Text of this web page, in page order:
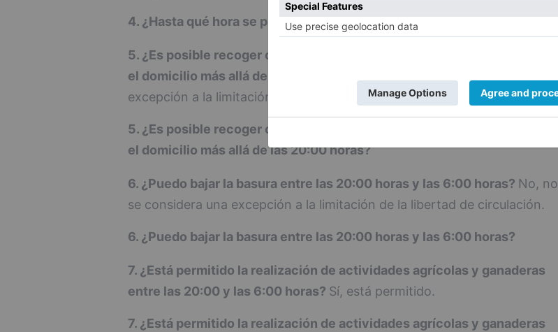
4. ¿Hasta qué hora se puede repartir comida a domicilio?
5. ¿Es posible recoger comida en un establecimiento para consumir en
el domicilio más allá de las 20:00 horas?
excepción a la limitación de la libertad de circulación.
5. ¿Es posible recoger comida en un establecimiento para consumir en
el domicilio más allá de las 20:00 horas?
6. ¿Puedo bajar la basura entre las 20:00 horas y las 6:00 horas? No, no
se considera una excepción a la limitación de la libertad de circulación.
6. ¿Puedo bajar la basura entre las 20:00 horas y las 6:00 horas?
7. ¿Está permitido la realización de actividades agrícolas y ganaderas
entre las 20:00 y las 6:00 horas? Sí, está permitido.
7. ¿Está permitido la realización de actividades agrícolas y ganaderas